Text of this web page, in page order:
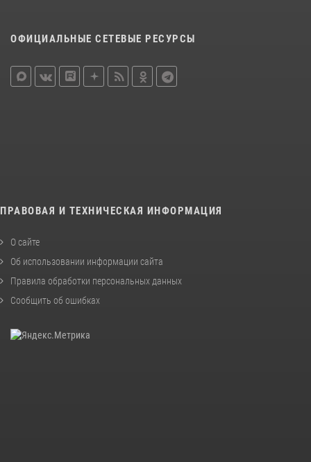
ОФИЦИАЛЬНЫЕ СЕТЕВЫЕ РЕСУРСЫ
ПРАВОВАЯ И ТЕХНИЧЕСКАЯ ИНФОРМАЦИЯ
О сайте
Об использовании информации сайта
Правила обработки персональных данных
Сообщить об ошибках